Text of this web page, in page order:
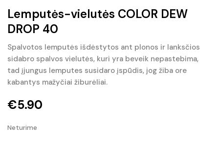
Lemputės-vielutės COLOR DEW
DROP 40
Spalvotos lemputės išdėstytos ant plonos ir lanksčios
sidabro spalvos vielutės, kuri yra beveik nepastebima,
tad įjungus lemputes susidaro įspūdis, jog žiba ore
kabantys mažyčiai žiburėliai.
€5.90
Neturime